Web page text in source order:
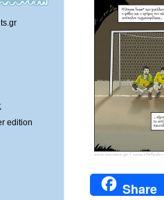
edition
Share